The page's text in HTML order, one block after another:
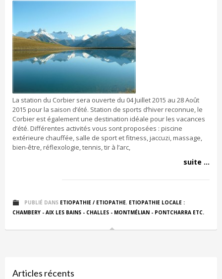
La station du Corbier sera ouverte du 04 Juillet 2015 au 28 Août
2015 pour la saison d’été. Station de sports d’hiver reconnue, le
Corbier est également une destination idéale pour les vacances
d’été. Différentes activités vous sont proposées : piscine
extérieure chauffée, salle de sport et fitness, jaccuzi, massage,
bien-être, réflexologie, tennis, tir à l’arc,
suite ...
PUBLIÉ DANS ETIOPATHIE / ETIOPATHE, ETIOPATHIE LOCALE :
CHAMBERY - AIX LES BAINS - CHALLES - MONTMÉLIAN - PONTCHARRA ETC.
Articles récents